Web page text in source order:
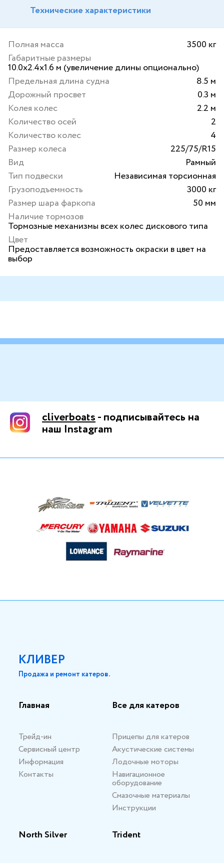
Технические характеристики
Полная масса
3500 кг
Габаритные размеры
10.0х2.4х1.6 м (увеличение длины опционально)
Предельная длина судна
8.5 м
Дорожный просвет
0.3 м
Колея колес
2.2 м
Количество осей
2
Количество колес
4
Размер колеса
225/75/R15
Вид
Рамный
Тип подвески
Независимая торсионная
Грузоподъемность
3000 кг
Размер шара фаркопа
50 мм
Наличие тормозов
Тормозные механизмы всех колес дискового типа
Цвет
Предоставляется возможность окраски в цвет на
выбор
cliverboats- подписывайтесь на
наш Instagram
КЛИВЕР
Продажа и ремонт катеров.
Главная
Трейд-ин
Сервисный центр
Информация
Контакты
Все для катеров
Прицепы для катеров
Акустические системы
Лодочные моторы
Навигационное
оборудование
Смазочные материалы
Инструкции
North Silver Trident